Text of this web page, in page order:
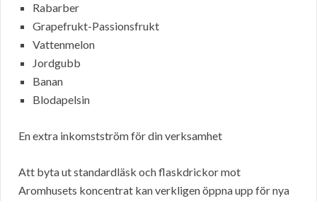
Rabarber
Grapefrukt-Passionsfrukt
Vattenmelon
Jordgubb
Banan
Blodapelsin
En extra inkomstström för din verksamhet
Att byta ut standardläsk och flaskdrickor mot
Aromhusets koncentrat kan verkligen öppna upp för nya